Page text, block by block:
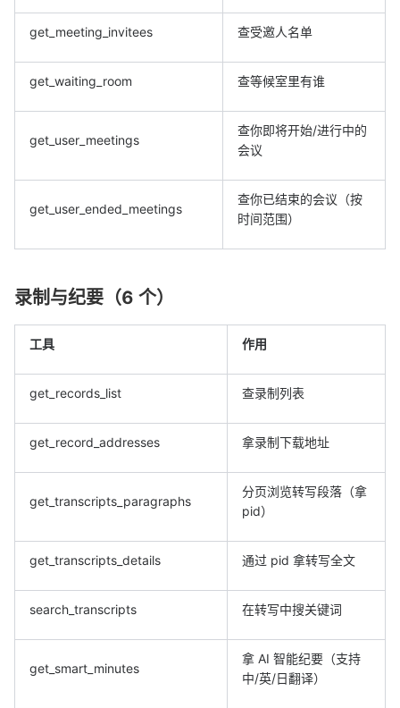
get_meeting_invitees 查受邀人名单
get_waiting_room 查等候室里有谁
get_user_meetings
查你即将开始/进行中的
会议
get_user_ended_meetings
查你已结束的会议（按
时间范围）
录制与纪要（6 个）
工具 作用
get_records_list 查录制列表
get_record_addresses 拿录制下载地址
get_transcripts_paragraphs
分页浏览转写段落（拿
pid）
get_transcripts_details 通过 pid 拿转写全文
search_transcripts 在转写中搜关键词
get_smart_minutes
拿 AI 智能纪要（支持
中/英/日翻译）